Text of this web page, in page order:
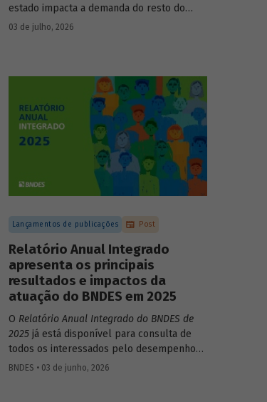
estado impacta a demanda do resto do
país, usando como exemplo o caso do Rio
03 de julho, 2026
Lançamentos de publicações Post
Relatório Anual Integrado
apresenta os principais
resultados e impactos da
atuação do BNDES em 2025
O Relatório Anual Integrado do BNDES de
2025 já está disponível para consulta de
todos os interessados pelo desempenho
do Banco, bem como por sua prestação de
BNDES • 03 de junho, 2026